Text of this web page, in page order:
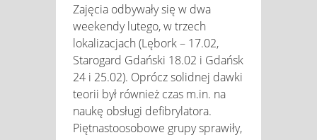
Zajęcia odbywały się w dwa
weekendy lutego, w trzech
lokalizacjach (Lębork – 17.02,
Starogard Gdański 18.02 i Gdańsk
24 i 25.02). Oprócz solidnej dawki
teorii był również czas m.in. na
naukę obsługi defibrylatora.
Piętnastoosobowe grupy sprawiły,